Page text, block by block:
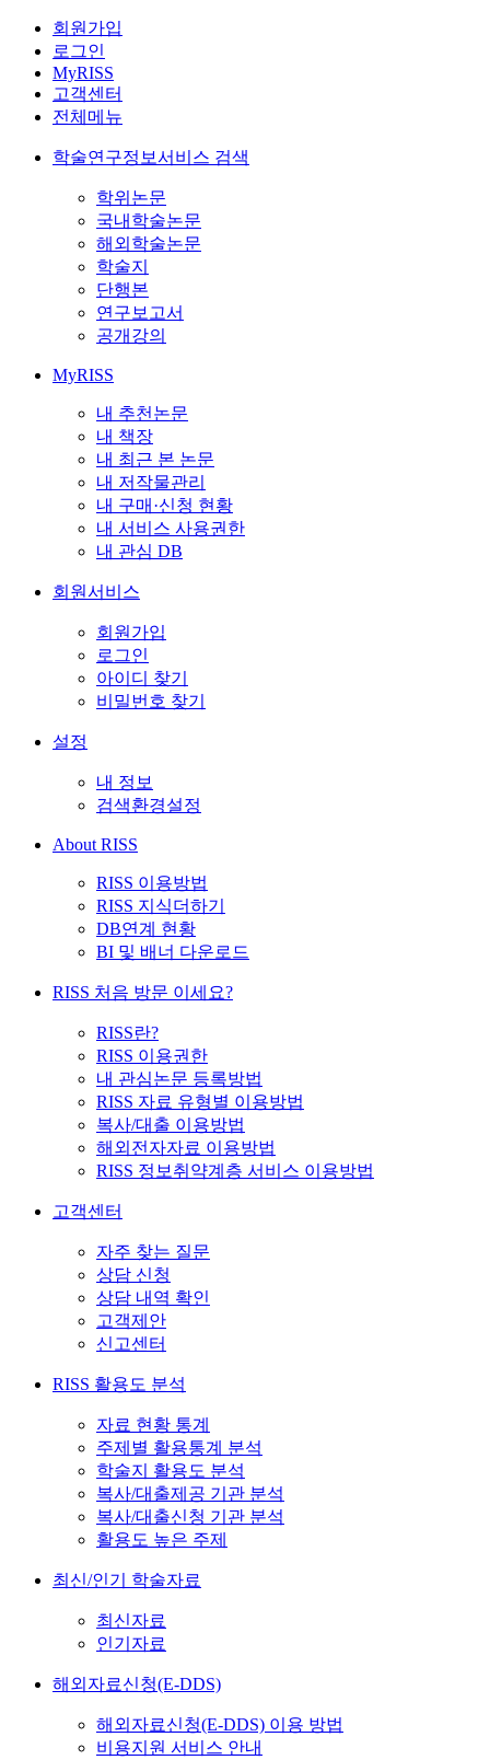
회원가입
로그인
MyRISS
고객센터
전체메뉴
학술연구정보서비스 검색
학위논문
국내학술논문
해외학술논문
학술지
단행본
연구보고서
공개강의
MyRISS
내 추천논문
내 책장
내 최근 본 논문
내 저작물관리
내 구매·신청 현황
내 서비스 사용권한
내 관심 DB
회원서비스
회원가입
로그인
아이디 찾기
비밀번호 찾기
설정
내 정보
검색환경설정
About RISS
RISS 이용방법
RISS 지식더하기
DB연계 현황
BI 및 배너 다운로드
RISS 처음 방문 이세요?
RISS란?
RISS 이용권한
내 관심논문 등록방법
RISS 자료 유형별 이용방법
복사/대출 이용방법
해외전자자료 이용방법
RISS 정보취약계층 서비스 이용방법
고객센터
자주 찾는 질문
상담 신청
상담 내역 확인
고객제안
신고센터
RISS 활용도 분석
자료 현황 통계
주제별 활용통계 분석
학술지 활용도 분석
복사/대출제공 기관 분석
복사/대출신청 기관 분석
활용도 높은 주제
최신/인기 학술자료
최신자료
인기자료
해외자료신청(E-DDS)
해외자료신청(E-DDS) 이용 방법
비용지원 서비스 안내